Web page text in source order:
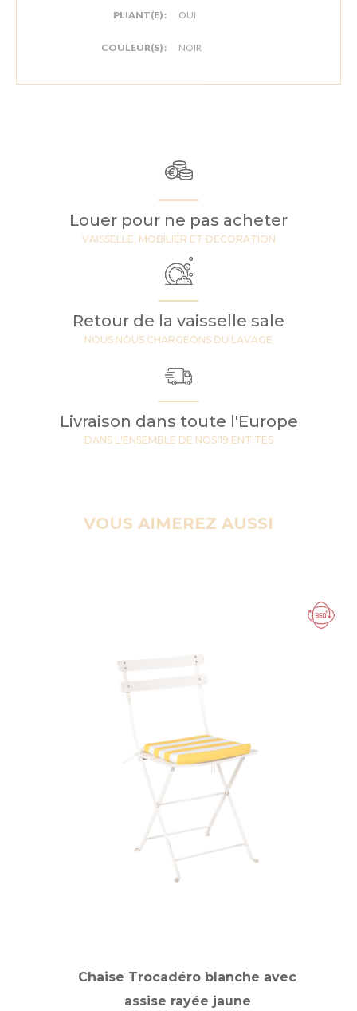
PLIANT(E) : OUI
COULEUR(S) : NOIR
Louer pour ne pas acheter
VAISSELLE, MOBILIER ET DECORATION
Retour de la vaisselle sale
NOUS NOUS CHARGEONS DU LAVAGE
Livraison dans toute l'Europe
DANS L'ENSEMBLE DE NOS 19 ENTITES
VOUS AIMEREZ AUSSI
Chaise Trocadéro blanche avec
assise rayée jaune